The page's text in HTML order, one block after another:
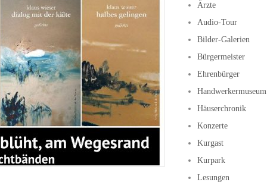
Ärzte
Audio-Tour
Bilder-Galerien
Bürgermeister
Ehrenbürger
Handwerkermuseum
Häuserchronik
Konzerte
Kurgast
Kurpark
Lesungen